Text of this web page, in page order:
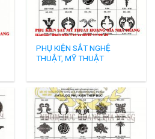
PHỤ KIỆN SẮT NGHỆ
THUẬT, MỸ THUẬT